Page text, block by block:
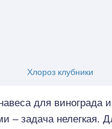
Хлороз клубники
для винограда
– задача нелегкая.